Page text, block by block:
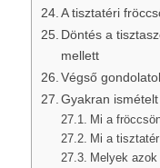
A tisztatéri
Döntés a
mellett
Végső
Gyakran
Mi a
Mi a
Melyek